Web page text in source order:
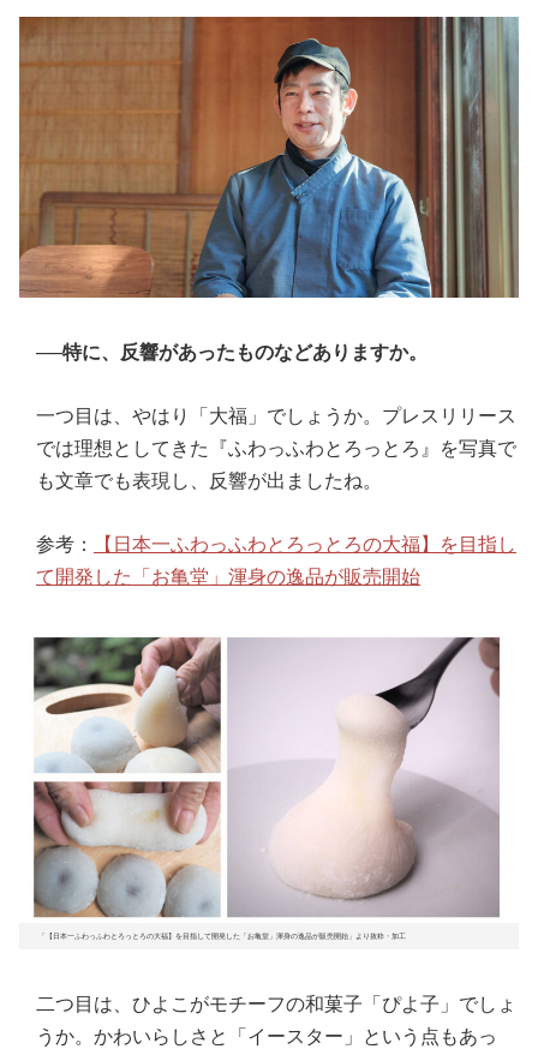
──特に、反響があったものなどありますか。
一つ目は、やはり「大福」でしょうか。プレスリリース
では理想としてきた『ふわっふわとろっとろ』を写真で
も文章でも表現し、反響が出ましたね。
参考：
【日本一ふわっふわとろっとろの大福】を目指し
て開発した「お亀堂」渾身の逸品が販売開始
「【日本一ふわっふわとろっとろの大福】を目指して開発した「お亀堂」渾身の逸品が販売開始」より抜粋・加工
二つ目は、ひよこがモチーフの和菓子「ぴよ子」でしょ
うか。かわいらしさと「イースター」という点もあっ